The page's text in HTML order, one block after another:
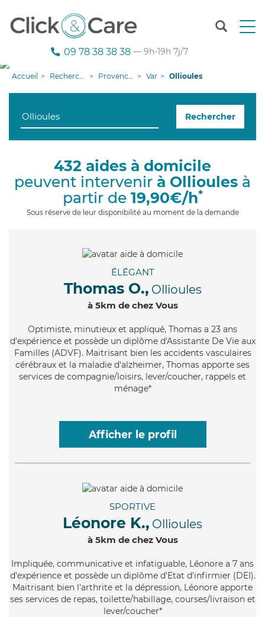
T
n
g
i
09 78 38 38 38 — 9h-19h 7j/7
Accueil Recherche aide à domicile Provence-Alpes-Côte d'Azur Var Ollioules
Rechercher
432 aides à domicile
peuvent intervenir à Ollioules à
partir de 19,90€/h*
Sous réserve de leur disponibilité au moment de la demande
ÉLÉGANT
Thomas O., Ollioules
à 5km de chez Vous
Optimiste, minutieux et appliqué, Thomas a 23 ans
d'expérience et possède un diplôme d'Assistante De Vie aux
Familles (ADVF). Maitrisant bien les accidents vasculaires
cérébraux et la maladie d'alzheimer, Thomas apporte ses
services de compagnie/loisirs, lever/coucher, rappels et
ménage*
Afficher le profil
SPORTIVE
Léonore K., Ollioules
à 5km de chez Vous
Impliquée, communicative et infatiguable, Léonore a 7 ans
d'expérience et possède un diplôme d'Etat d'infirmier (DEI).
Maitrisant bien l'arthrite et la dépression, Léonore apporte
ses services de repas, toilette/habillage, courses/livraison et
lever/coucher*